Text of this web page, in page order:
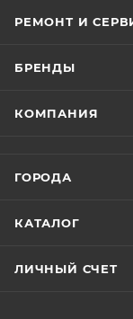
РЕМОНТ И
БРЕНДЫ
КОМПАНИЯ
ГОРОДА
КАТАЛОГ
ЛИЧНЫЙ СЧЕТ